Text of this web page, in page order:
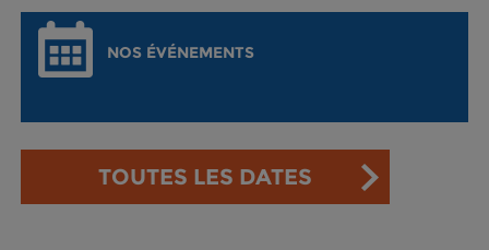
NOS ÉVÉNEMENTS
TOUTES LES DATES